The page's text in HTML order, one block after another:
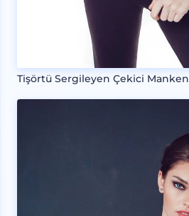
Tişörtü Sergileyen Çekici Manken